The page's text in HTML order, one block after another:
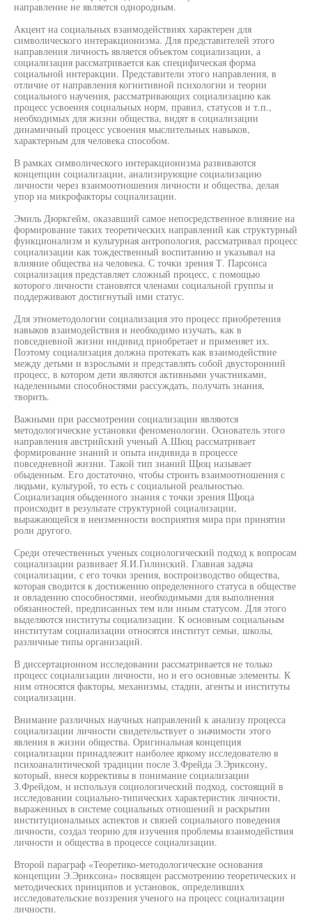
направление не является однородным.
Акцент на социальных взаимодействиях характерен для
символического интеракционизма. Для представителей этого
направления личность является объектом социализации, а
социализация рассматривается как специфическая форма
социальной интеракции. Представители этого направления, в
отличие от направления когнитивной психологии и теории
социального научения, рассматривающих социализацию как
процесс усвоения социальных норм, правил, статусов и т.п.,
необходимых для жизни общества, видят в социализации
динамичный процесс усвоения мыслительных навыков,
характерным для человека способом.
В рамках символического интеракционизма развиваются
концепции социализации, анализирующие социализацию
личности через взаимоотношения личности и общества, делая
упор на микрофакторы социализации.
Эмиль Дюркгейм, оказавший самое непосредственное влияние на
формирование таких теоретических направлений как структурный
функционализм и культурная антропология, рассматривал процесс
социализации как тождественный воспитанию и указывал на
влияние общества на человека. С точки зрения Т. Парсонса
социализация представляет сложный процесс, с помощью
которого личности становятся членами социальной группы и
поддерживают достигнутый ими статус.
Для этнометодологии социализация это процесс приобретения
навыков взаимодействия и необходимо изучать, как в
повседневной жизни индивид приобретает и применяет их.
Поэтому социализация должна протекать как взаимодействие
между детьми и взрослыми и представлять собой двусторонний
процесс, в котором дети являются активными участниками,
наделенными способностями рассуждать, получать знания,
творить.
Важными при рассмотрении социализации являются
методологические установки феноменологии. Основатель этого
направления австрийский ученый А.Шюц рассматривает
формирование знаний и опыта индивида в процессе
повседневной жизни. Такой тип знаний Щюц называет
обыденным. Его достаточно, чтобы строить взаимоотношения с
людьми, культурой, то есть с социальной реальностью.
Социализация обыденного знания с точки зрения Щюца
происходит в результате структурной социализации,
выражающейся в неизменности восприятия мира при принятии
роли другого.
Среди отечественных ученых социологический подход к вопросам
социализации развивает Я.И.Гилинский. Главная задача
социализации, с его точки зрения, воспроизводство общества,
которая сводится к достижению определенного статуса в обществе
и овладению способностями, необходимыми для выполнения
обязанностей, предписанных тем или иным статусом. Для этого
выделяются институты социализации. К основным социальным
институтам социализации относятся институт семьи, школы,
различные типы организаций.
В диссертационном исследовании рассматривается не только
процесс социализации личности, но и его основные элементы. К
ним относятся факторы, механизмы, стадии, агенты и институты
социализации.
Внимание различных научных направлений к анализу процесса
социализации личности свидетельствует о значимости этого
явления в жизни общества. Оригинальная концепция
социализации принадлежит наиболее яркому исследователю в
психоаналитической традиции после З.Фрейда Э.Эриксону,
который, внеся коррективы в понимание социализации
З.Фрейдом, и используя социологический подход, состоящий в
исследовании социально-типических характеристик личности,
выраженных в системе социальных отношений и раскрытии
институциональных аспектов и связей социального поведения
личности, создал теорию для изучения проблемы взаимодействия
личности и общества в процессе социализации.
Второй параграф «Теоретико-методологические основания
концепции Э.Эриксона» посвящен рассмотрению теоретических и
методических принципов и установок, определивших
исследовательские воззрения ученого на процесс социализации
личности.